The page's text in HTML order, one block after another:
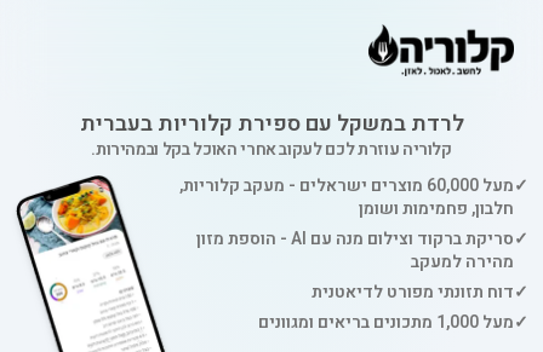
לרדת במשקל עם ספירת קלוריות בעברית
קלוריה עוזרת לכם לעקוב אחרי האוכל בקל ובמהירות.
✓
מעל 60,000 מוצרים ישראלים - מעקב קלוריות,
חלבון, פחמימות ושומן
✓
סריקת ברקוד וצילום מנה עם AI - הוספת מזון
מהירה למעקב
✓דוח תזונתי מפורט לדיאטנית
✓מעל 1,000 מתכונים בריאים ומגוונים